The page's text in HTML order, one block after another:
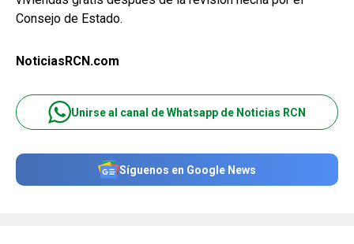
Consejo de Estado.
NoticiasRCN.com
Unirse al canal de Whatsapp de Noticias RCN
Síguenos en Google News